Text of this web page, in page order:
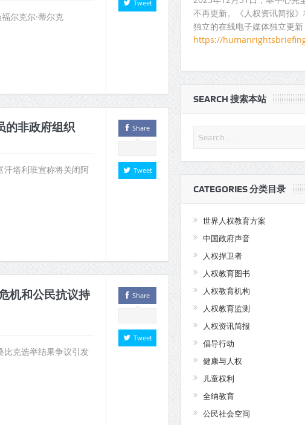
尔克尔·蒂尔克
Tweet
的非政府组织
塔利班宣称将关闭阿
Share
Tweet
机和公民抗议持
克选举结果争议引发
Share
Tweet
不再更新。《人权资讯简报
独立的在线电子媒体独立更新
https://
SEARCH 搜索本站
CATEGORIES 分类目录
世界人权教育方案
中国政府声音
人权捍卫者
人权教育图书
人权教育机构
人权教育监测
人权资讯简报
倡导行动
健康与人权
儿童权利
全纳教育
公民社会空间